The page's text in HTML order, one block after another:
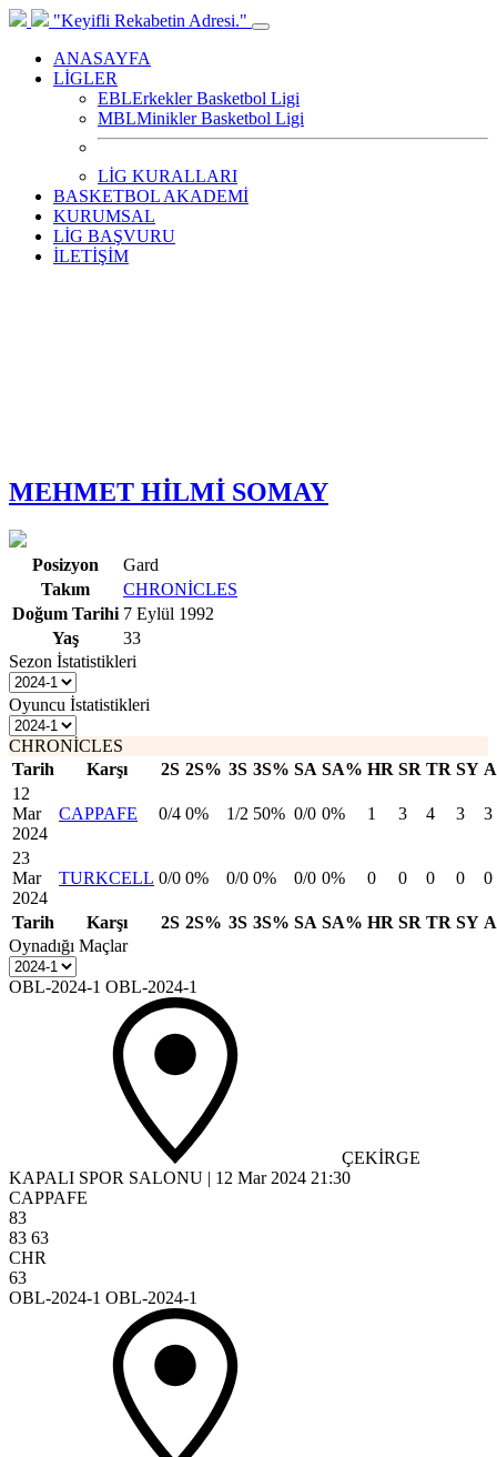
"Keyifli Rekabetin Adresi."
ANASAYFA
LİGLER
EBLErkekler Basketbol Ligi
MBLMinikler Basketbol Ligi
LİG KURALLARI
BASKETBOL AKADEMİ
KURUMSAL
LİG BAŞVURU
İLETİŞİM
MEHMET HİLMİ SOMAY
Posizyon
Gard
Takım
CHRONİCLES
Doğum Tarihi 7 Eylül 1992
Yaş
33
Sezon İstatistikleri
Oyuncu İstatistikleri
CHRONİCLES
Tarih
Karşı 2S 2S% 3S 3S% SA SA% HR SR TR SY
12
Mar
2024
CAPPAFE 0/4 0% 1/2 50% 0/0 0% 1 3 4 3 3
23
Mar
2024
TURKCELL 0/0 0% 0/0 0% 0/0 0% 0 0 0 0 0
Tarih Karşı 2S 2S% 3S 3S% SA SA% HR SR TR SY
Oynadığı Maçlar
OBL-2024-1 OBL-2024-1
ÇEKİRGE
KAPALI SPOR SALONU | 12 Mar 2024 21:30
CAPPAFE
83
83 63
CHR
63
OBL-2024-1 OBL-2024-1